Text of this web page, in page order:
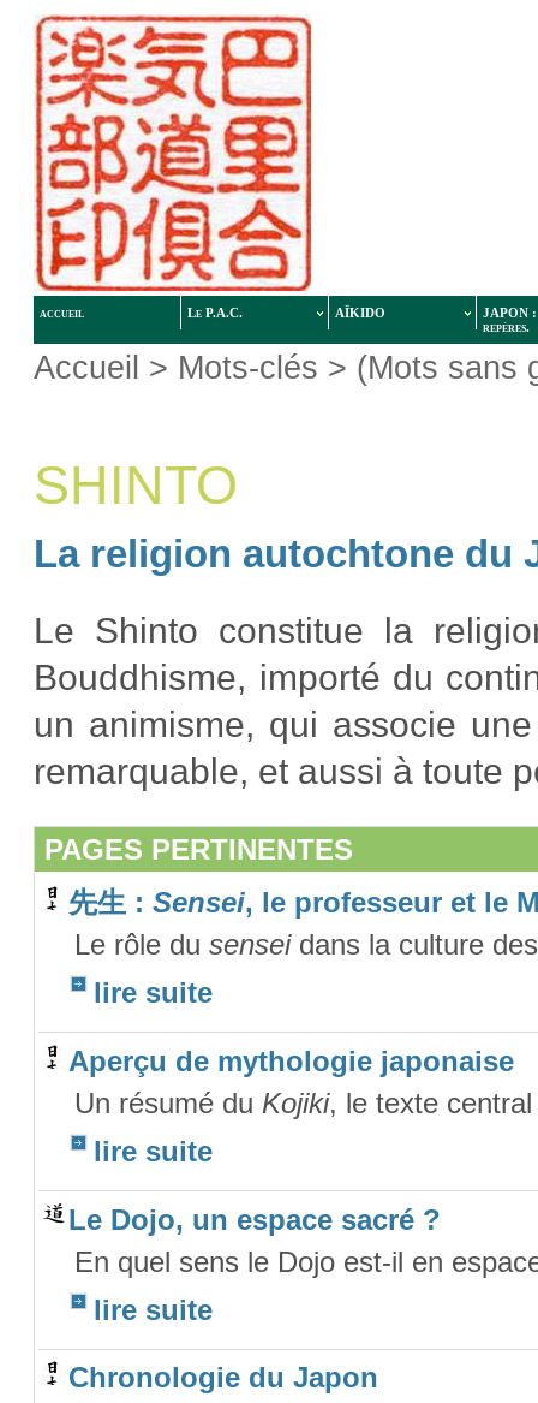
accueil Le P.A.C. AÏKIDO
JAPON :
repères.
Accueil > Mots-clés > (Mots sans
SHINTO
La religion autochtone du
Le Shinto constitue la
Bouddhisme, importé du
un animisme, qui associe
remarquable, et aussi à toute
PAGES PERTINENTES
先生 : Sensei, le professeur et le
Le rôle du senseidans la culture
lire suite
Aperçu de mythologie japonaise
Un résumé du Kojiki, le texte
lire suite
Le Dojo, un espace sacré ?
En quel sens le Dojo est-il en
lire suite
Chronologie du Japon